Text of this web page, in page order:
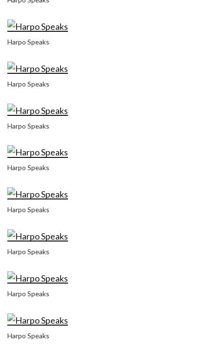
Harpo Speaks
Harpo Speaks
Harpo Speaks
Harpo Speaks
Harpo Speaks
Harpo Speaks
Harpo Speaks
Harpo Speaks